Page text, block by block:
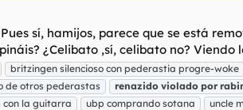
sí, hamijos, parece que se está
¿Celibato ,sí, celibato no? Viendo
britzingen silencioso con pederastia progre-woke
de otros pederastas renazido violado por
la guitarra ubp comprando sotana uncle